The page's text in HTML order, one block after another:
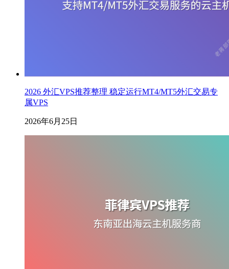
2026 外汇VPS推荐整理 稳定运行MT4/MT5外汇交易专
属VPS
2026年6月25日